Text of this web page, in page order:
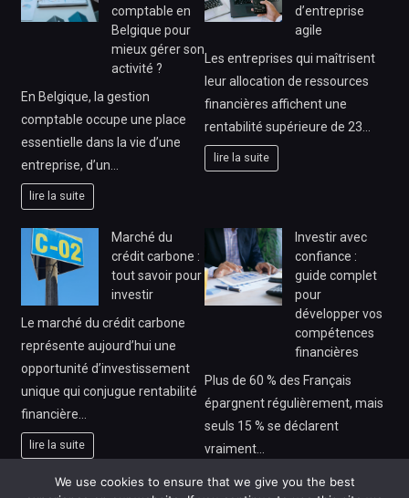
comptable en
Belgique pour
mieux gérer son
activité ?
En Belgique, la gestion
comptable occupe une place
essentielle dans la vie d’une
entreprise, d’un…
lire la suite
d’entreprise
agile
Les entreprises qui maîtrisent
leur allocation de ressources
financières affichent une
rentabilité supérieure de 23…
lire la suite
Marché du
crédit carbone :
tout savoir pour
investir
Le marché du crédit carbone
représente aujourd’hui une
opportunité d’investissement
unique qui conjugue rentabilité
financière…
lire la suite
Investir avec
confiance :
guide complet
pour
développer vos
compétences
financières
Plus de 60 % des Français
épargnent régulièrement, mais
seuls 15 % se déclarent
vraiment…
lire la suite
We use cookies to ensure that we give you the best